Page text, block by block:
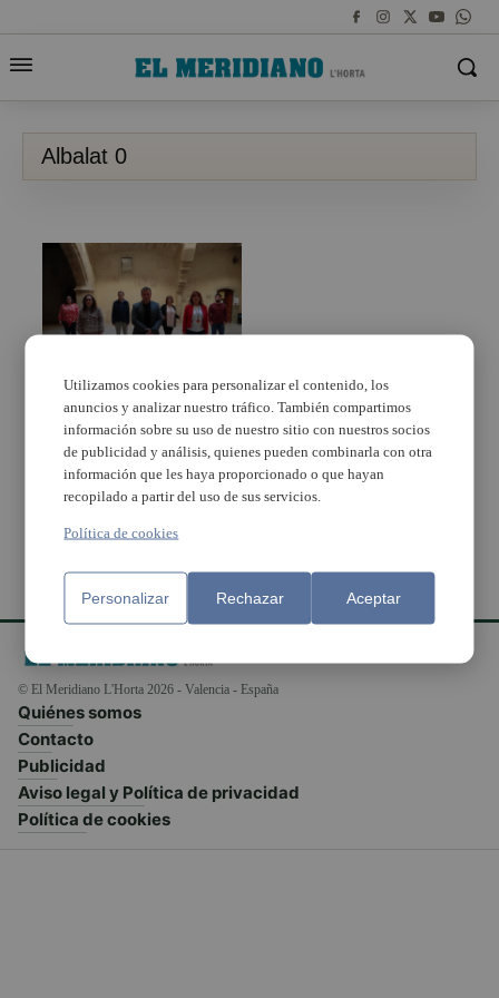
Albalat 0
L’Ajuntament d’Albalat
dels Sorells incorpora
531.595 € per a noves
inversions
© El Meridiano L'Horta 2026 - Valencia - España
Quiénes somos
Contacto
Publicidad
Aviso legal y Política de privacidad
Política de cookies
Utilizamos cookies para personalizar el contenido, los
anuncios y analizar nuestro tráfico. También compartimos
información sobre su uso de nuestro sitio con nuestros socios
de publicidad y análisis, quienes pueden combinarla con otra
información que les haya proporcionado o que hayan
recopilado a partir del uso de sus servicios.
Política de cookies
Personalizar Rechazar Aceptar